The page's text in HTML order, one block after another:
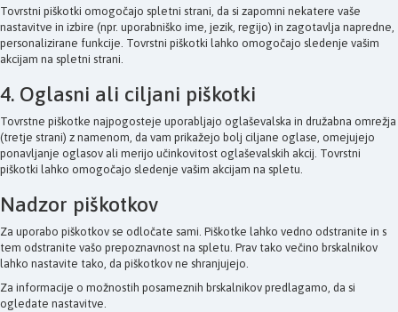
Tovrstni piškotki omogočajo spletni strani, da si zapomni nekatere vaše
nastavitve in izbire (npr. uporabniško ime, jezik, regijo) in zagotavlja napredne,
personalizirane funkcije. Tovrstni piškotki lahko omogočajo sledenje vašim
akcijam na spletni strani.
4. Oglasni ali ciljani piškotki
Tovrstne piškotke najpogosteje uporabljajo oglaševalska in družabna omrežja
(tretje strani) z namenom, da vam prikažejo bolj ciljane oglase, omejujejo
ponavljanje oglasov ali merijo učinkovitost oglaševalskih akcij. Tovrstni
piškotki lahko omogočajo sledenje vašim akcijam na spletu.
Nadzor piškotkov
Za uporabo piškotkov se odločate sami. Piškotke lahko vedno odstranite in s
tem odstranite vašo prepoznavnost na spletu. Prav tako večino brskalnikov
lahko nastavite tako, da piškotkov ne shranjujejo.
Za informacije o možnostih posameznih brskalnikov predlagamo, da si
ogledate nastavitve.